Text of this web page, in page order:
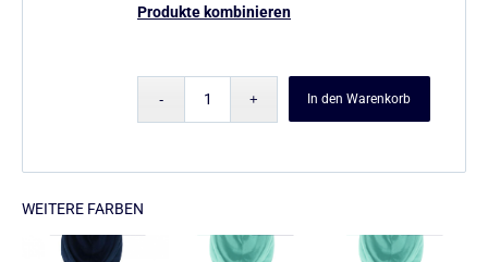
Produkte kombinieren
In den Warenkorb
WEITERE FARBEN